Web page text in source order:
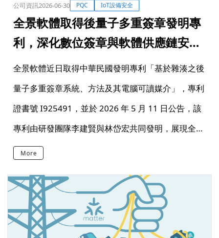
公司資訊2026-06-30 PQC IoT設備安全
全景軟體取得後量子多重簽章發明專
利，深化數位簽章與軟體供應鏈安全
布局
全景軟體近日取得中華民國發明專利「基於雜湊之後
量子多重簽章系統、方法及其電腦可讀媒介」，專利
證書號 I925491，並於 2026 年 5 月 11 日公告，該
專利由研發團隊李建賢與林岱宏共同發明，展現全景
軟體在後量子密碼學、數位簽章與軟體供應鏈安全領
More